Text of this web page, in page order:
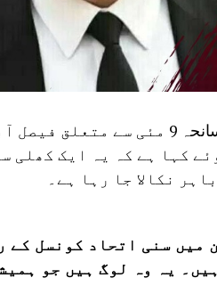
پاکستان تحریکِ انصاف کے چیئرمین بیرسٹر گوہر علی خان نے
کہا ہے کہ یہ ایک کھلی
نکالا جا رہا ہے۔
یہ وہ لوگ ہیں جو